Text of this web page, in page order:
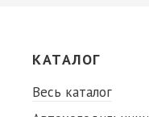
КАТАЛОГ
Весь каталог